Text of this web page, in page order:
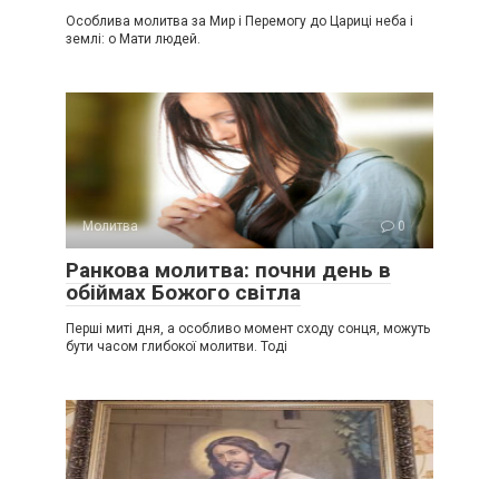
Особлива молитва за Мир і Перемогу до Цариці неба і
землі: о Мати людей.
Молитва 0
Ранкова молитва: почни день в
обіймах Божого світла
Перші миті дня, а особливо момент сходу сонця, можуть
бути часом глибокої молитви. Тоді